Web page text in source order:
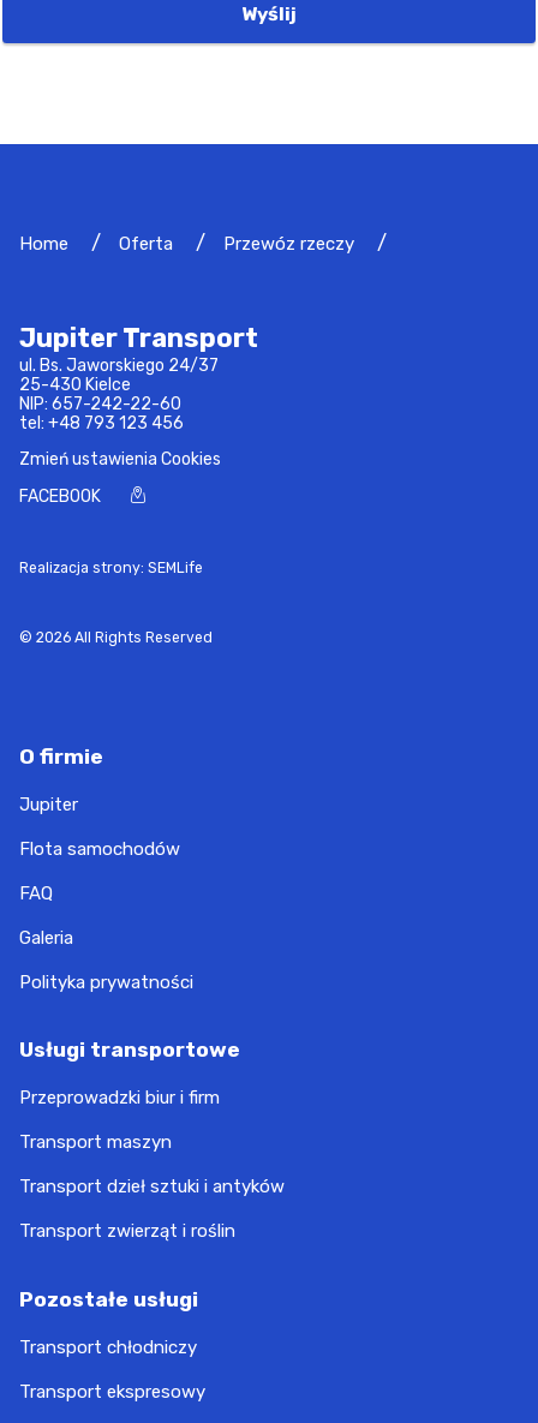
Wyślij
Home Oferta Przewóz rzeczy
Jupiter Transport
ul. Bs. Jaworskiego 24/37
25-430 Kielce
NIP: 657-242-22-60
tel: +48 793 123 456
Zmień ustawienia Cookies
FACEBOOK
Realizacja strony: SEMLife
© 2026 All Rights Reserved
O firmie
Jupiter
Flota samochodów
FAQ
Galeria
Polityka prywatności
Usługi transportowe
Przeprowadzki biur i firm
Transport maszyn
Transport dzieł sztuki i antyków
Transport zwierząt i roślin
Pozostałe usługi
Transport chłodniczy
Transport ekspresowy